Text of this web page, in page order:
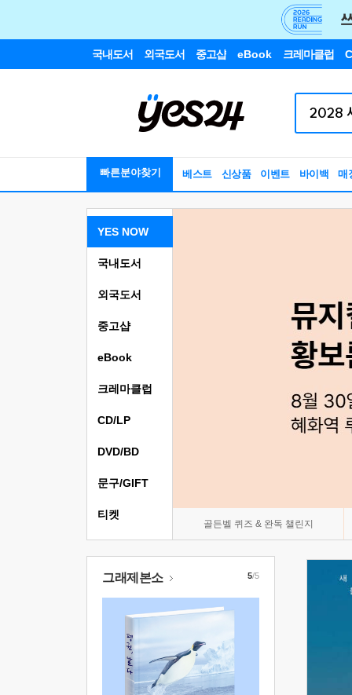
국내도서 외국도서 중고샵 eBook 크레마클럽
빠른분야찾기 베스트 신상품 이벤트 바이백 매
YES NOW
골든벨 퀴즈 & 완독 챌린지
국내도서
외국도서
중고샵
eBook
크레마클럽
CD/LP
DVD/BD
문구/GIFT
티켓
그래제본소 5/5